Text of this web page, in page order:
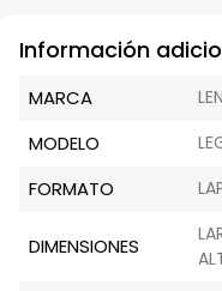
Información
MARCA
MODELO
FORMATO
DIMENSIONES